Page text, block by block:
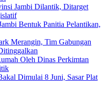
Jambi Dilantik, Ditarget
Bentuk Panitia Pelantikan,
Merangin, Tim Gabungan
Oleh Dinas Perkimtan
Dimulai 8 Juni, Sasar Plat